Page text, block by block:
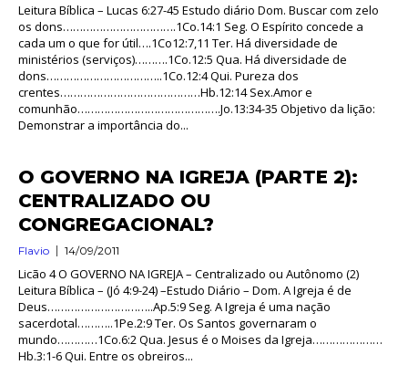
Leitura Bíblica – Lucas 6:27-45 Estudo diário Dom. Buscar com zelo
os dons…………………………….1Co.14:1 Seg. O Espírito concede a
cada um o que for útil….1Co12:7,11 Ter. Há diversidade de
ministérios (serviços)……….1Co.12:5 Qua. Há diversidade de
dons……………………………..1Co.12:4 Qui. Pureza dos
crentes……………………………………Hb.12:14 Sex.Amor e
comunhão…………………………………….Jo.13:34-35 Objetivo da lição:
Demonstrar a importância do...
O GOVERNO NA IGREJA (PARTE 2):
CENTRALIZADO OU
CONGREGACIONAL?
Flavio 14/09/2011
Licão 4 O GOVERNO NA IGREJA – Centralizado ou Autônomo (2)
Leitura Bíblica – (Jó 4:9-24) –Estudo Diário – Dom. A Igreja é de
Deus…………………………..Ap.5:9 Seg. A Igreja é uma nação
sacerdotal………..1Pe.2:9 Ter. Os Santos governaram o
mundo…………1Co.6:2 Qua. Jesus é o Moises da Igreja…………………
Hb.3:1-6 Qui. Entre os obreiros...